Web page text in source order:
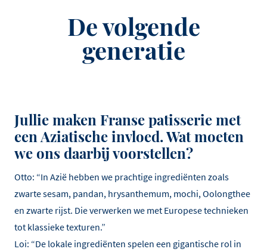
De volgende
generatie
Jullie maken Franse patisserie met
een Aziatische invloed. Wat moeten
we ons daarbij voorstellen?
Otto: “In Azië hebben we prachtige ingrediënten zoals
zwarte sesam, pandan, hrysanthemum, mochi, Oolongthee
en zwarte rijst. Die verwerken we met Europese technieken
tot klassieke texturen.”
Loi: “De lokale ingrediënten spelen een gigantische rol in